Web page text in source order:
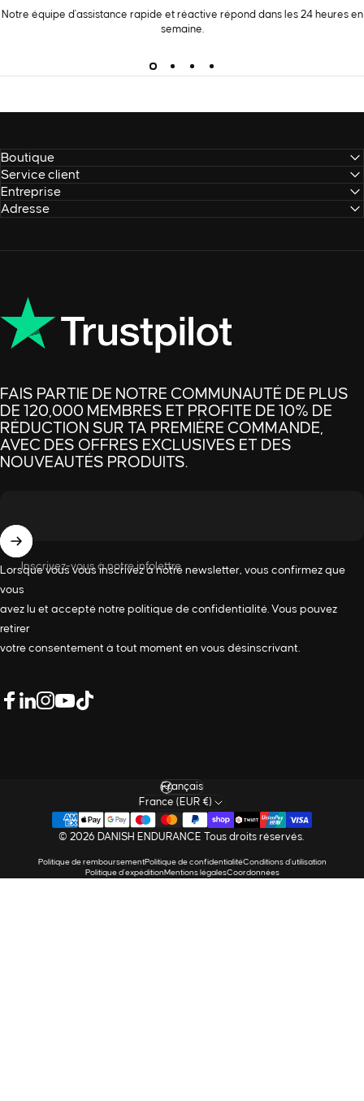
Notre équipe d'assistance rapide et réactive répond dans les 24 heures en
semaine.
Boutique
Service client
Entreprise
Adresse
FAIS PARTIE DE NOTRE COMMUNAUTÉ DE PLUS
DE 120,000 MEMBRES ET PROFITE DE 10% DE
RÉDUCTION SUR TA PREMIÈRE COMMANDE,
AVEC DES OFFRES EXCLUSIVES ET DES
NOUVEAUTÉS PRODUITS.
Inscrivez-vous à notre infolettre
Lorsque vous vous inscrivez à notre newsletter, vous confirmez que
vous
avez lu et accepté notre politique de confidentialité. Vous pouvez
retirer
votre consentement à tout moment en vous désinscrivant.
© 2026 DANISH ENDURANCE Tous droits réservés.
Politique de remboursementPolitique de confidentialitéConditions d’utilisation
Politique d’expédition Mentions légalesCoordonnées
Langue
France (EUR €)